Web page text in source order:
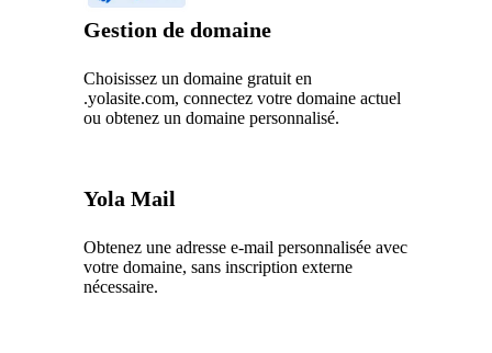
Gestion de domaine
Choisissez un domaine gratuit en
.yolasite.com, connectez votre domaine actuel
ou obtenez un domaine personnalisé.
Yola Mail
Obtenez une adresse e-mail personnalisée avec
votre domaine, sans inscription externe
nécessaire.